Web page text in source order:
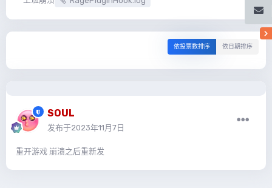
依投票数排序 依日期排序
SOUL
发布于2023年11月7日
重开游戏 崩溃之后重新发